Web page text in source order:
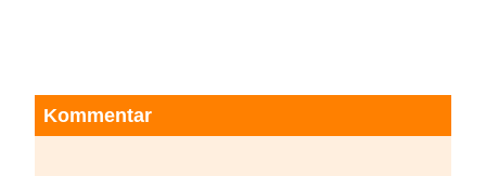
Kommentar